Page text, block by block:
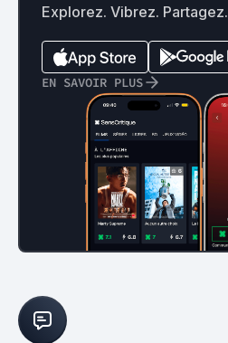
Explorez. Vibrez. Partagez.
EN SAVOIR PLUS